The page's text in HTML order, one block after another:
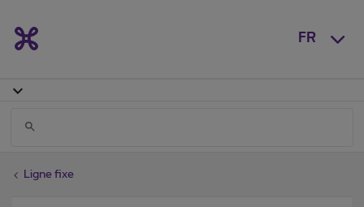
FR
Ligne fixe